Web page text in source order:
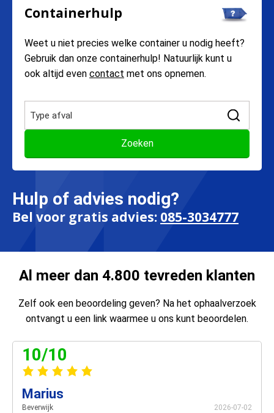
Containerhulp
Weet u niet precies welke container u nodig heeft?
Gebruik dan onze containerhulp! Natuurlijk kunt u
ook altijd even contact met ons opnemen.
Hulp of advies nodig?
Bel voor gratis advies: 085-3034777
Al meer dan 4.800 tevreden klanten
Zelf ook een beoordeling geven? Na het ophaalverzoek
ontvangt u een link waarmee u ons kunt beoordelen.
10/10
Marius
Beverwijk 2026-07-02